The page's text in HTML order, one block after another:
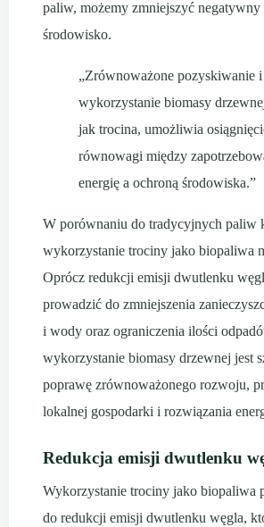
paliw, możemy zmniejszyć negatywny
środowisko.
„Zrównoważone pozyskiwanie i
wykorzystanie biomasy
jak trocina, umożliwia
równowagi między
energię a ochroną środowiska.”
W porównaniu do tradycyjnych paliw
wykorzystanie trociny jako biopaliwa
Oprócz redukcji emisji dwutlenku
prowadzić do zmniejszenia
i wody oraz ograniczenia ilości
wykorzystanie biomasy drzewnej jest
poprawę zrównoważonego rozwoju,
lokalnej gospodarki i rozwiązania
Redukcja emisji dwutlenku
Wykorzystanie trociny jako biopaliwa
do redukcji emisji dwutlenku węgla,